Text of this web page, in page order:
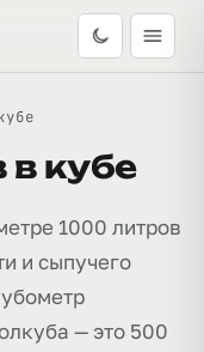
в кубе
1000 литров
и сыпучего
— это 500